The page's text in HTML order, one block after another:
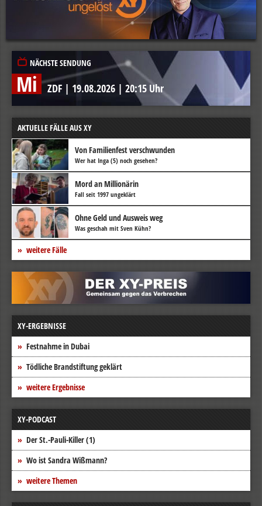
NÄCHSTE SENDUNG
Mi ZDF | 19.08.2026 | 20:15 Uhr
AKTUELLE FÄLLE AUS XY
Von Familienfest verschwunden
Wer hat Inga (5) noch gesehen?
Mord an Millionärin
Fall seit 1997 ungeklärt
Ohne Geld und Ausweis weg
Was geschah mit Sven Kühn?
weitere Fälle
XY-ERGEBNISSE
Festnahme in Dubai
Tödliche Brandstiftung geklärt
weitere Ergebnisse
XY-PODCAST
Der St.-Pauli-Killer (1)
Wo ist Sandra Wißmann?
weitere Themen